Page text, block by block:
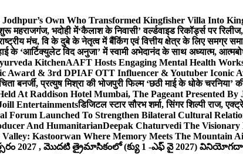
Jodhpur’s Own Who Transformed Kingfisher Villa Into
महराजगंज, भदोही में‘कैलाश के निवासी’ वर्ल्डवाइड रिकॉर्ड्स पर
मंच, वि के दुबे के नेतृत्व में बैंकिंग एवं वित्तीय क्षेत्र के लिए समग्र
के ‘आर्टिक्युलेट विद अनुजा’ में स्वामी अभेदानंद के साथ अध्यात्म,
KitchenAAFT Hosts Engaging Mental Health
Award & 3rd DPIAF OTT Influencer & Youtuber Iconic
बनर्जी, प्रत्युष मिश्रा की भोजपुरी फिल्म ‘छठी माई के धोके
At Raddison Hotel Mumbai, The Pageant Presented By
Entertainmentsडिजिटल स्टार सौरभ शर्मा, सिंगर शिल्पी राज,
Forum Launched To Strengthen Bilateral Cultural
And HumanitarianDeepak Chaturvedi The
Valley: Kastoorwan Where Memory Meets The Mountain
2027 , మొదటి త్రైమాసికంలో (క్యు 1 -ఎఫ్ వై 2027)